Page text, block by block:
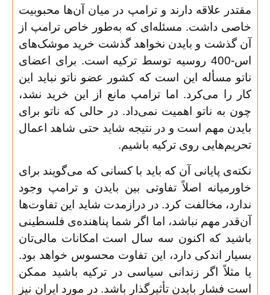
مقتدر علاقه دارند و ترامپ در میان آن‌ها محبوبیت
خاصی داشت. مسئله‌ای که به‌طور خاص ترامپ از
آن گذشت و بایدن نخواهد گذشت خرید موشک‌های
اس-400 روسیه توسط ترکیه است. برای اعضای
ناتو مسأله این است که کشور عضو ناتو نباید این
کار را می‌کرد. اما ترامپ مانع از این خرید نشد،
چون به ناتو اهمیت نمی‌داد. در حالی که ناتو برای
بایدن مهم است و در نتیجه شاید حتی شاهد اعمال
تحریم‌هایی روی ترکیه باشیم.
نکته‌ی پایانی آن که باید با کسانی که می‌گویند برای
خاورمیانه اصلاً تفاوتی بین بایدن و ترامپ وجود
ندارد، مخالفت کرد. در درازمدت شاید این تفاوت‌ها
آن‌قدر مهم نباشد، اما اگر شما پناهنده‌ی فلسطینی‌
باشید که اکنون سه سال است امکانات مالی‌تان
بسیار اندکی دارد، این تفاوت محسوس خواهد بود.
یا مثلاً اگر زندانی سیاسی در ترکیه باشید ممکن
است فشار بایدن تأثیرگذار باشد. در مورد ایران نیز